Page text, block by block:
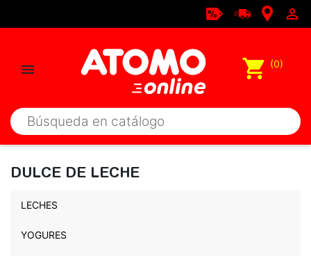

 shopping_cart (0)
DULCE DE LECHE
LECHES
YOGURES